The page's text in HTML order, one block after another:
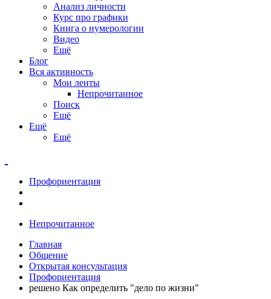
Анализ личности
Курс про графики
Книга о нумерологии
Видео
Ещё
Блог
Вся активность
Мои ленты
Непрочитанное
Поиск
Ещё
Ещё
Ещё
Профориентация
Непрочитанное
Главная
Общение
Открытая консультация
Профориентация
решено Как определить "дело по жизни"